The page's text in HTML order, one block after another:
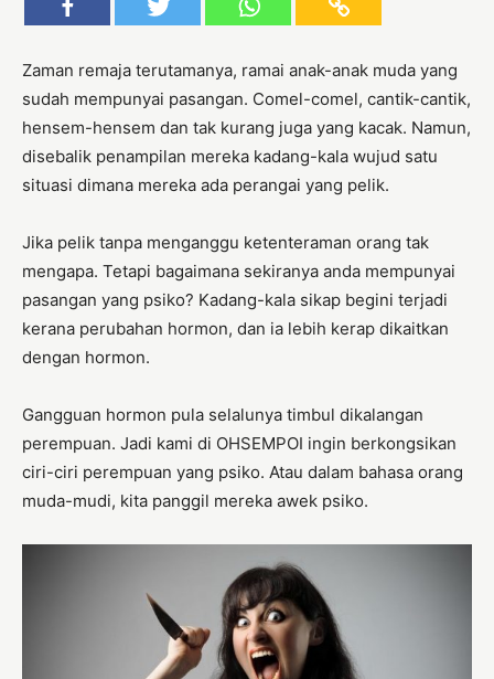
Zaman remaja terutamanya, ramai anak-anak muda yang
sudah mempunyai pasangan. Comel-comel, cantik-cantik,
hensem-hensem dan tak kurang juga yang kacak. Namun,
disebalik penampilan mereka kadang-kala wujud satu
situasi dimana mereka ada perangai yang pelik.
Jika pelik tanpa menganggu ketenteraman orang tak
mengapa. Tetapi bagaimana sekiranya anda mempunyai
pasangan yang psiko? Kadang-kala sikap begini terjadi
kerana perubahan hormon, dan ia lebih kerap dikaitkan
dengan hormon.
Gangguan hormon pula selalunya timbul dikalangan
perempuan. Jadi kami di OHSEMPOI ingin berkongsikan
ciri-ciri perempuan yang psiko. Atau dalam bahasa orang
muda-mudi, kita panggil mereka awek psiko.